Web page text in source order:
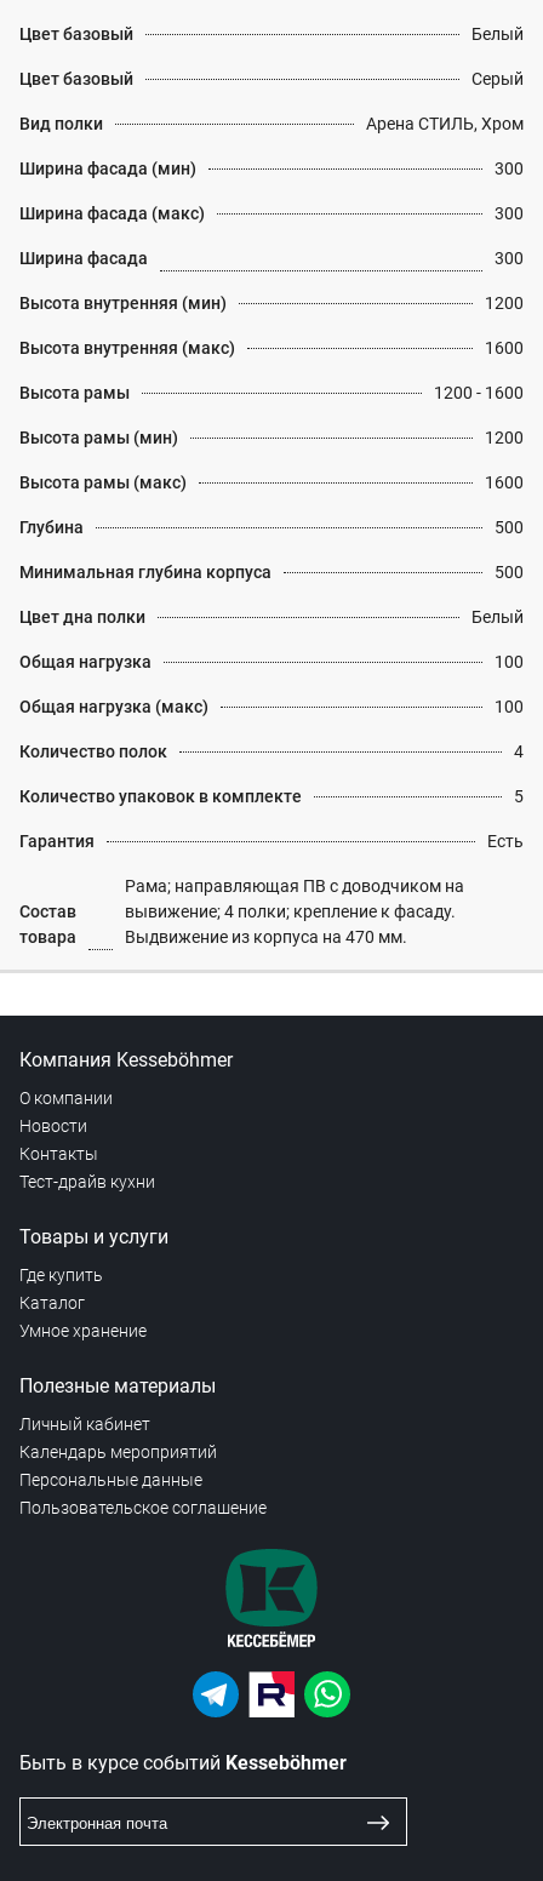
Цвет базовый Белый
Цвет базовый Серый
Вид полки Арена СТИЛЬ, Хром
Ширина фасада (мин) 300
Ширина фасада (макс) 300
Ширина фасада 300
Высота внутренняя (мин) 1200
Высота внутренняя (макс) 1600
Высота рамы 1200 - 1600
Высота рамы (мин) 1200
Высота рамы (макс) 1600
Глубина 500
Минимальная глубина корпуса 500
Цвет дна полки Белый
Общая нагрузка 100
Общая нагрузка (макс) 100
Количество полок 4
Количество упаковок в комплекте 5
Гарантия Есть
Состав
товара
Рама; направляющая ПВ с доводчиком на
вывижение; 4 полки; крепление к фасаду.
Выдвижение из корпуса на 470 мм.
Компания Kesseböhmer
О компании
Новости
Контакты
Тест-драйв кухни
Товары и услуги
Где купить
Каталог
Умное хранение
Полезные материалы
Личный кабинет
Календарь мероприятий
Персональные данные
Пользовательское соглашение
Быть в курсе событий Kesseböhmer